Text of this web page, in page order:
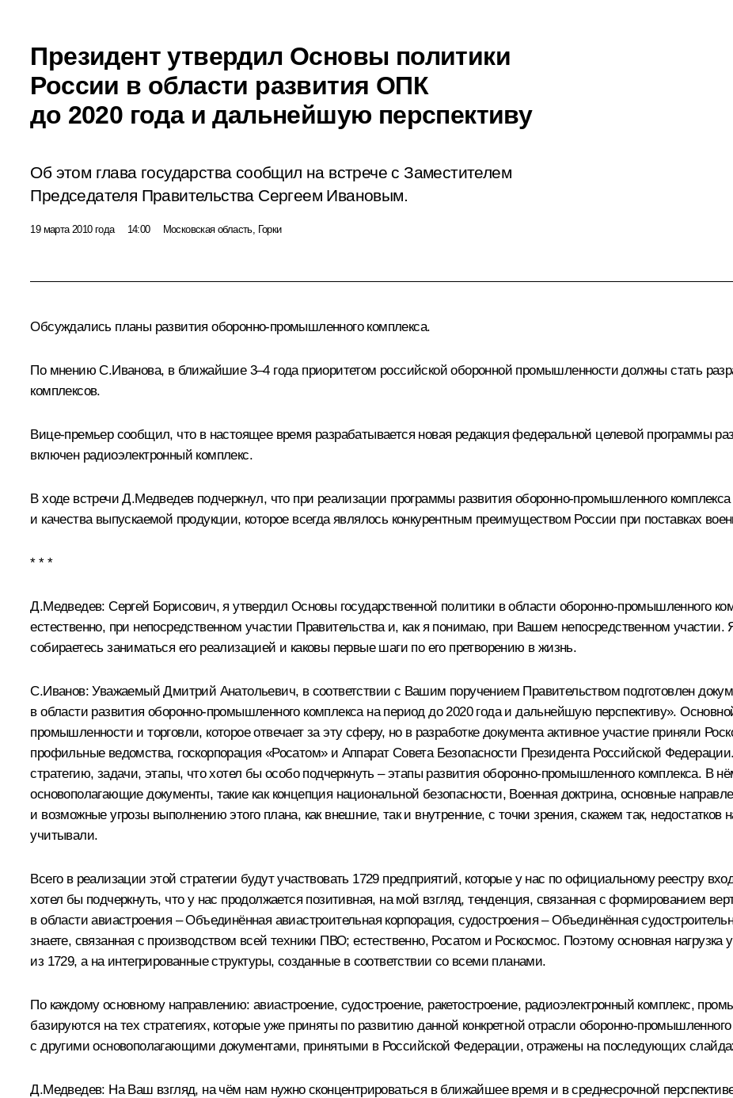
Президент утвердил Основы политики
России в области развития ОПК
до 2020 года и дальнейшую перспективу
Об этом глава государства сообщил на встрече с Заместителем
Председателя Правительства Сергеем Ивановым.
19 марта 2010 года 14:00 Московская область, Горки
Обсуждались планы развития оборонно-промышленного комплекса.
По мнению С.Иванова, в ближайшие 3–4 года приоритетом российской оборонной промышленности должны стать
комплексов.
Вице-премьер сообщил, что в настоящее время разрабатывается новая редакция федеральной целевой программы
включен радиоэлектронный комплекс.
В ходе встречи Д.Медведев подчеркнул, что при реализации программы развития оборонно-промышленного
и качества выпускаемой продукции, которое всегда являлось конкурентным преимуществом России при поставках
* * *
Д.Медведев:Сергей Борисович, я утвердил Основы государственной политики в области оборонно-промышленного
естественно, при непосредственном участии Правительства и, как я понимаю, при Вашем непосредственном
собираетесь заниматься его реализацией и каковы первые шаги по его претворению в жизнь.
С.Иванов: Уважаемый Дмитрий Анатольевич, в соответствии с Вашим поручением Правительством подготовлен
в области развития оборонно-промышленного комплекса на период до 2020 года и дальнейшую перспективу».
промышленности и торговли, которое отвечает за эту сферу, но в разработке документа активное участие приняли
профильные ведомства, госкорпорация «Росатом» и Аппарат Совета Безопасности Президента Российской
стратегию, задачи, этапы, что хотел бы особо подчеркнуть – этапы развития оборонно-промышленного комплекса. В
основополагающие документы, такие как концепция национальной безопасности, Военная доктрина, основные
и возможные угрозы выполнению этого плана, как внешние, так и внутренние, с точки зрения, скажем так,
учитывали.
Всего в реализации этой стратегии будут участвовать 1729 предприятий, которые у нас по официальному реестру
хотел бы подчеркнуть, что у нас продолжается позитивная, на мой взгляд, тенденция, связанная с формированием
в области авиастроения – Объединённая авиастроительная корпорация, судостроения – Объединённая
знаете, связанная с производством всей техники ПВО; естественно, Росатом и Роскосмос. Поэтому основная нагрузка
из 1729, а на интегрированные структуры, созданные в соответствии со всеми планами.
По каждому основному направлению: авиастроение, судостроение, ракетостроение, радиоэлектронный комплекс,
базируются на тех стратегиях, которые уже приняты по развитию данной конкретной отрасли оборонно-
с другими основополагающими документами, принятыми в Российской Федерации, отражены на последующих
Д.Медведев: На Ваш взгляд, на чём нам нужно сконцентрироваться в ближайшее время и в среднесрочной